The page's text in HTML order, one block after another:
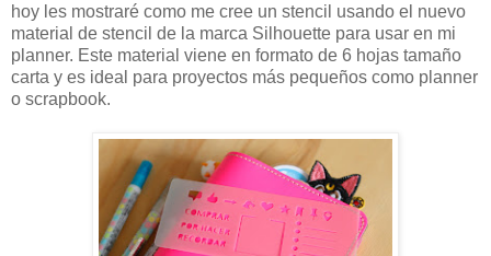
hoy les mostraré como me cree un stencil usando el nuevo
material de stencil de la marca Silhouette para usar en mi
planner. Este material viene en formato de 6 hojas tamaño
carta y es ideal para proyectos más pequeños como planner
o scrapbook.